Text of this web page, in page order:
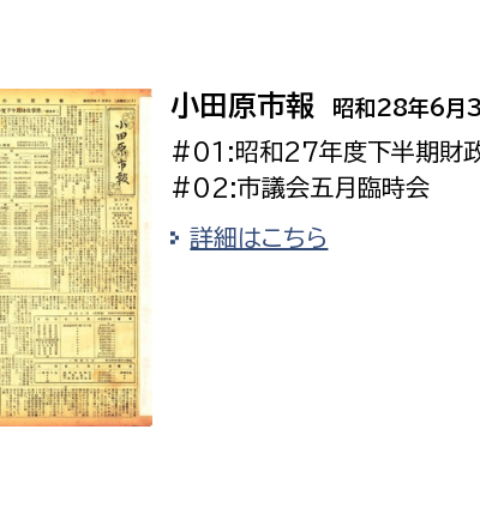
小田原市報 昭和28年6月
#01:昭和27年度下半期財政
#02:市議会五月臨時会
詳細はこちら